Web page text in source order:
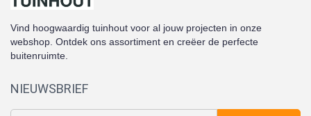
Vind hoogwaardig tuinhout voor al jouw projecten in onze
webshop. Ontdek ons assortiment en creëer de perfecte
buitenruimte.
NIEUWSBRIEF